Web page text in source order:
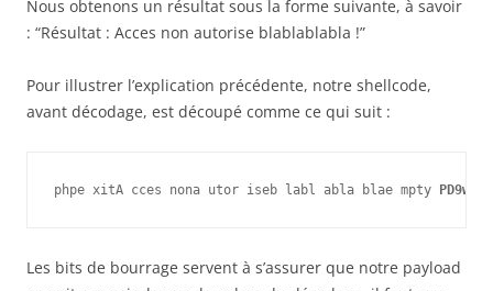
Nous obtenons un résultat sous la forme suivante, à savoir
: “Résultat : Acces non autorise blablablabla !”
Pour illustrer l’explication précédente, notre shellcode,
avant décodage, est découpé comme ce qui suit :
phpe xitA cces nona utor iseb labl abla blae mpty PD9w
Les bits de bourrage servent à s’assurer que notre payload